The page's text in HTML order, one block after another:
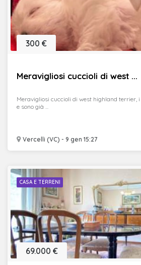
Meravigliosi cuccioli di west ...
Vercelli (VC) - 9 gen 15:27
300 €
Meravigliosi cuccioli di west highland terrier,
e sono già ...
CASA E TERRENI
69.000 €